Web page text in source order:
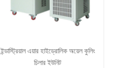
ইন্ডাস্ট্রিয়াল এয়ার হাইড্রোলিক অয়েল কুলিং
চিলার ইউনিট